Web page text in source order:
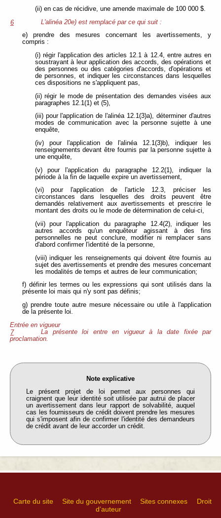
(ii) en cas de récidive, une amende maximale de 100 000 $.
6
L'alinéa 20e) est remplacé par ce qui suit :
e) prendre des mesures concernant les avertissements, y
compris :
(i) régir l'application des articles 12.1 à 12.4, entre autres en
soustrayant à leur application des accords, des opérations et
des personnes ou des catégories d'accords, d'opérations et
de personnes, et indiquer les circonstances dans lesquelles
ces dispositions ne s'appliquent pas,
(ii) régir le mode de présentation des demandes visées aux
paragraphes 12.1(1) et (5),
(iii) pour l'application de l'alinéa 12.1(3)a), déterminer d'autres
modes de communication avec la personne sujette à une
enquête,
(iv) pour l'application de l'alinéa 12.1(3)b), indiquer les
renseignements devant être fournis par la personne sujette à
une enquête,
(v) pour l'application du paragraphe 12.2(1), indiquer la
période à la fin de laquelle expire un avertissement,
(vi) pour l'application de l'article 12.3, préciser les
circonstances dans lesquelles des droits peuvent être
demandés relativement aux avertissements et prescrire le
montant des droits ou le mode de détermination de celui-ci,
(vii) pour l'application du paragraphe 12.4(2), indiquer les
autres accords qu'un enquêteur agissant à des fins
personnelles ne peut conclure, modifier ni remplacer sans
d'abord confirmer l'identité de la personne,
(viii) indiquer les renseignements qui doivent être fournis au
sujet des avertissements et prendre des mesures concernant
les modalités de temps et autres de leur communication;
f) définir les termes ou les expressions qui sont utilisés dans la
présente loi mais qui n'y sont pas définis;
g) prendre toute autre mesure nécessaire ou utile à l'application
de la présente loi.
Entrée en vigueur
7
La présente loi entre en vigueur à la date fixée par
proclamation.
Note explicative
Le présent projet de loi permet aux personnes qui
craignent que leur identité soit utilisée par autrui de placer
un avertissement dans leur rapport de solvabilité, auquel
cas les fournisseurs de crédit doivent prendre les mesures
qui s'imposent afin de confirmer l'identité des demandeurs
de crédit avant de leur accorder un crédit.
Carte du site Site du gouvernement Sites connexes
Droit
d’auteur